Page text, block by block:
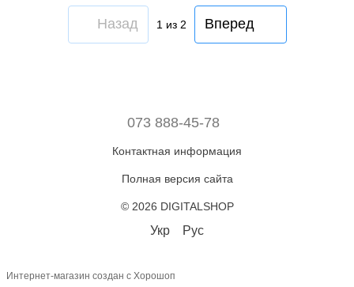
Назад 1 из 2 Вперед
073 888-45-78
Контактная информация
Полная версия сайта
© 2026 DIGITALSHOP
Укр Рус
Интернет-магазин создан с Хорошоп